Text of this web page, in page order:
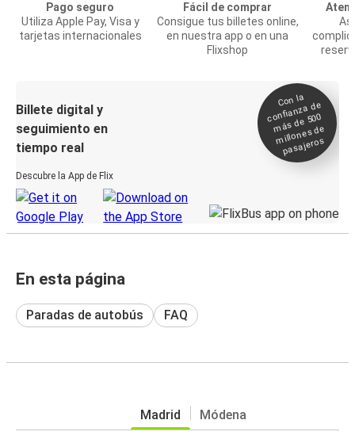
Pago seguro
Utiliza Apple Pay, Visa y
tarjetas internacionales
Fácil de comprar
Consigue tus billetes online,
en nuestra app o en una
Flixshop
Billete digital y
seguimiento en
tiempo real
Descubre la App de Flix
Con la
confianza de
más de 500
millones de
pasajeros
En esta página
Paradas de autobús FAQ
Madrid Módena